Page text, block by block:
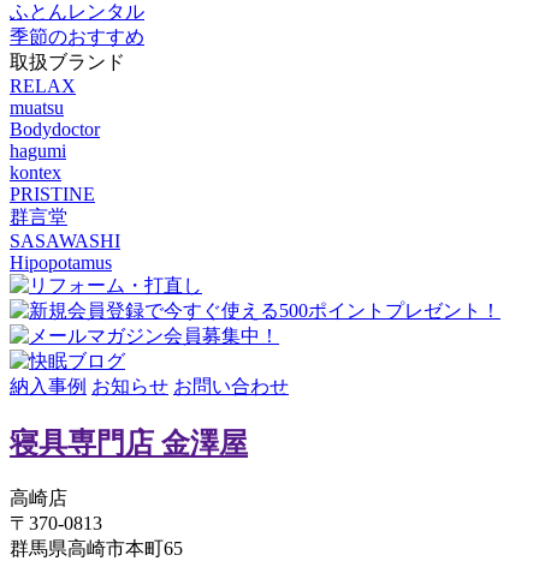
ふとんレンタル
季節のおすすめ
取扱ブランド
RELAX
muatsu
Bodydoctor
hagumi
kontex
PRISTINE
群言堂
SASAWASHI
Hipopotamus
納入事例 お知らせ お問い合わせ
寝具専門店 金澤屋
高崎店
〒370-0813
群馬県高崎市本町65